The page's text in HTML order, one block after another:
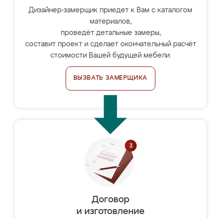
Дизайнер-замерщик приедет к Вам с каталогом
материалов,
проведёт детальные замеры,
составит проект и сделает окончательный расчёт
стоимости Вашей будущей мебели.
ВЫЗВАТЬ ЗАМЕРЩИКА
Договор
и изготовление